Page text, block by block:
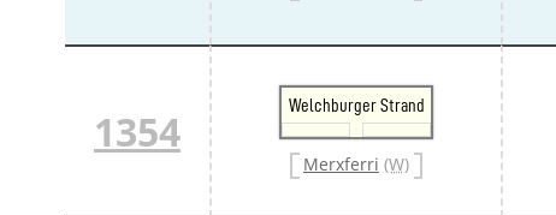
1354
Welchburger Strand
Merxferri (W)